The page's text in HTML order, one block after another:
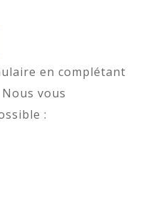
en complétant
vous
: